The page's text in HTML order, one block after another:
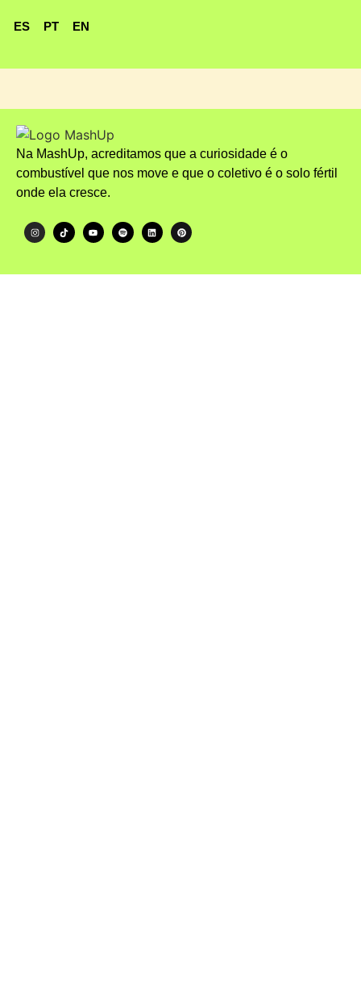
ES PT EN
Na MashUp, acreditamos que a curiosidade é o
combustível que nos move e que o coletivo é o solo fértil
onde ela cresce.